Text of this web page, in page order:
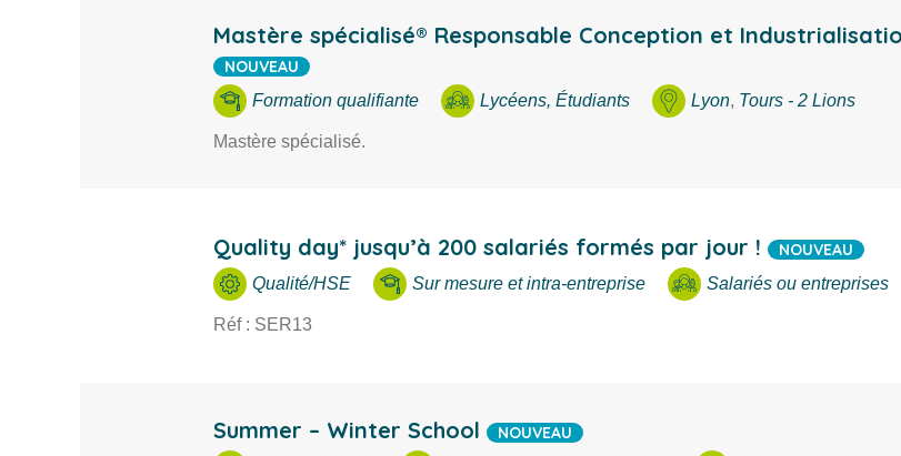
Mastère spécialisé® Responsable Conception et
NOUVEAU
Formation qualifiante Lycéens, Étudiants Lyon, Tours - 2 Lions
Mastère spécialisé.
Quality day* jusqu’à 200 salariés formés par jour ! NOUVEAU
Qualité/HSE Sur mesure et intra-entreprise Salariés ou entreprises
Réf : SER13
Summer – Winter School NOUVEAU